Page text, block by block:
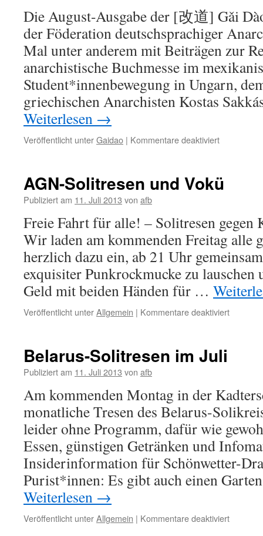
Die August-Ausgabe der [改道] Gǎi
der Föderation deutschsprachiger
Mal unter anderem mit Beiträgen zur
anarchistische Buchmesse im
Student*innenbewegung in Ungarn,
griechischen Anarchisten Kostas
Weiterlesen →
Veröffentlicht unterGaidao | Kommentare deaktiviertfür
Gǎi
AGN-Solitresen und Vokü
Publiziert am 11. Juli 2013 von afb
Freie Fahrt für alle! – Solitresen
Wir laden am kommenden Freitag alle
herzlich dazu ein, ab 21 Uhr
exquisiter Punkrockmucke zu lauschen
Geld mit beiden Händen für …
Veröffentlicht unterAllgemein | Kommentare deaktiviertfür
Belarus-Solitresen im Juli
Publiziert am 11. Juli 2013 von afb
Am kommenden Montag in der
monatliche Tresen des Belarus-
leider ohne Programm, dafür wie
Essen, günstigen Getränken und
Insiderinformation für Schönwetter-
Purist*innen: Es gibt auch einen
Weiterlesen →
Veröffentlicht unterAllgemein | Kommentare deaktiviertfür